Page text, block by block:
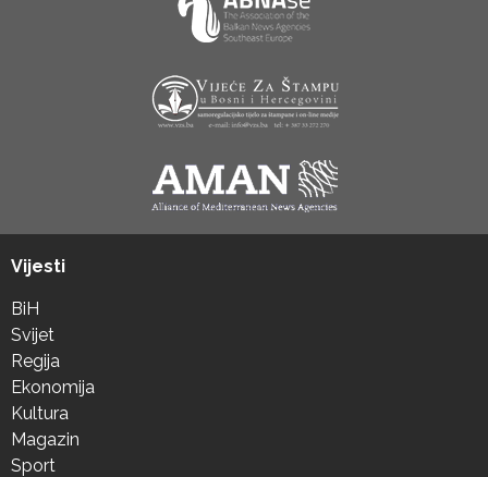
Vijesti
BiH
Svijet
Regija
Ekonomija
Kultura
Magazin
Sport